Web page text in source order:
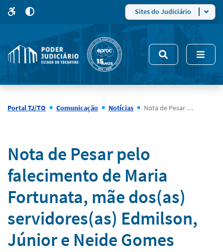
site
5
modo
de
alto
Sites do Judiciário
Portal TJ/TO Comunicação Notícias Nota de Pesar pelo falecimento de Maria Fortunata, mãe dos(as) servidores(as) Edmilson, Júnior e Neide Gomes
Notícias
Nota de Pesar pelo
falecimento de Maria
Fortunata, mãe dos(as)
servidores(as) Edmilson,
Júnior e Neide Gomes